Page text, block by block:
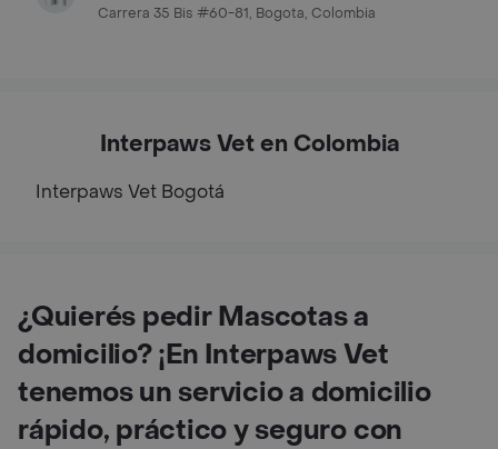
Carrera 35 Bis #60-81, Bogota, Colombia
Interpaws Vet en Colombia
Interpaws Vet Bogotá
¿Quierés pedir Mascotas a
domicilio? ¡En Interpaws Vet
tenemos un servicio a domicilio
rápido, práctico y seguro con